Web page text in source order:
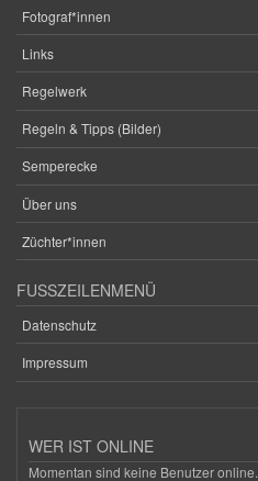
Fotograf*innen
Links
Regelwerk
Regeln & Tipps (Bilder)
Semperecke
Über uns
Züchter*innen
FUSSZEILENMENÜ
Datenschutz
Impressum
WER IST ONLINE
Momentan sind keine Benutzer online.